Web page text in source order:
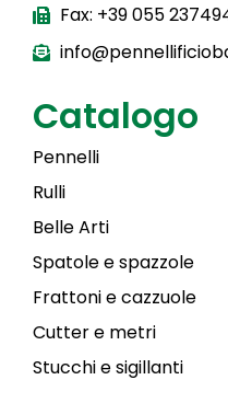
Fax: +39 055
Catalogo
Pennelli
Rulli
Belle Arti
Spatole e spazzole
Frattoni e cazzuole
Cutter e metri
Stucchi e sigillanti